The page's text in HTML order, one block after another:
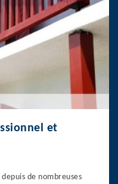
et
de nombreuses